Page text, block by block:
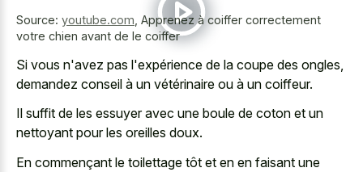
Source: youtube.com Apprenez à coiffer correctement
votre chien avant de le coiffer
Si vous n'avez pas l'expérience de la coupe des ongles,
demandez conseil à un vétérinaire ou à un coiffeur.
Il suffit de les essuyer avec une boule de coton et un
nettoyant pour les oreilles doux.
En commençant le toilettage tôt et en en faisant une